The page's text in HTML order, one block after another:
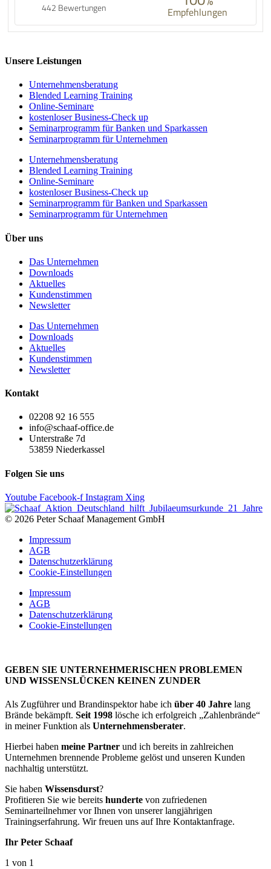
442 Bewertungen Empfehlungen
Unsere Leistungen
Unternehmens­beratung
Blended Learning Training
Online-Seminare
kostenloser Business-Check up
Seminarprogramm für Banken und Sparkassen
Seminarprogramm für Unternehmen
Unternehmens­beratung
Blended Learning Training
Online-Seminare
kostenloser Business-Check up
Seminarprogramm für Banken und Sparkassen
Seminarprogramm für Unternehmen
Über uns
Das Unternehmen
Downloads
Aktuelles
Kundenstimmen
Newsletter
Das Unternehmen
Downloads
Aktuelles
Kundenstimmen
Newsletter
Kontakt
02208 92 16 555
info@schaaf-office.de
Unterstraße 7d
53859 Niederkassel
Folgen Sie uns
Youtube Facebook-f Instagram Xing
© 2026 Peter Schaaf Management GmbH
Impressum
AGB
Datenschutzerklärung
Cookie-Einstellungen
Impressum
AGB
Datenschutzerklärung
Cookie-Einstellungen
GEBEN SIE UNTERNEHMERISCHEN PROBLEMEN
UND WISSENSLÜCKEN KEINEN ZUNDER
Als Zugführer und Brandinspektor habe ich über 40 Jahre lang
Brände bekämpft. Seit 1998 lösche ich erfolgreich „Zahlenbrände“
in meiner Funktion als Unternehmensberater.
Hierbei haben meine Partner und ich bereits in zahlreichen
Unternehmen brennende Probleme gelöst und unseren Kunden
nachhaltig unterstützt.
Sie haben Wissensdurst?
Profitieren Sie wie bereits hunderte von zufriedenen
Seminarteilnehmer vor Ihnen von unserer langjährigen
Trainingserfahrung. Wir freuen uns auf Ihre Kontaktanfrage.
Ihr Peter Schaaf
1 von 1